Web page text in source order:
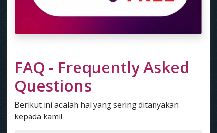
FAQ - Frequently Asked
Questions
Berikut ini adalah hal yang sering ditanyakan
kepada kami!